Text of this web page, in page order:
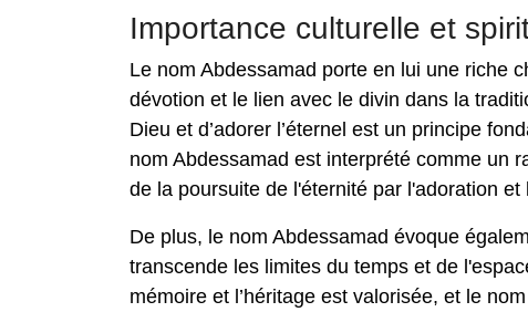
Importance culturelle et
Le nom Abdessamad porte en lui une riche
dévotion et le lien avec le divin dans la
Dieu et d’adorer l’éternel est un principe
nom Abdessamad est interprété comme un
de la poursuite de l'éternité par l'adoration et
De plus, le nom Abdessamad évoque
transcende les limites du temps et de
mémoire et l’héritage est valorisée, et le